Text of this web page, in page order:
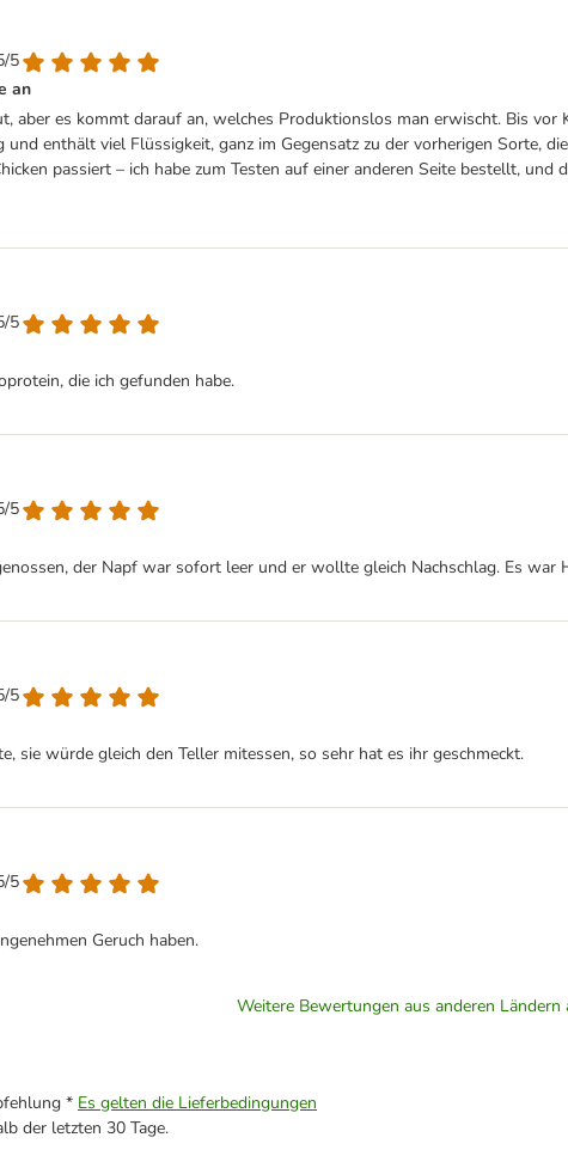
5
an
aber es kommt darauf an, welches Produktionslos man erwischt. Bis
enthält viel Flüssigkeit, ganz im Gegensatz zu der vorherigen Sorte,
passiert – ich habe zum Testen auf einer anderen Seite bestellt,
5
die ich gefunden habe.
5
der Napf war sofort leer und er wollte gleich Nachschlag. Es
5
sie würde gleich den Teller mitessen, so sehr hat es ihr geschmeckt.
5
Geruch haben.
Weitere Bewertungen aus anderen Ländern
* Es gelten die Lieferbedingungen
der letzten 30 Tage.